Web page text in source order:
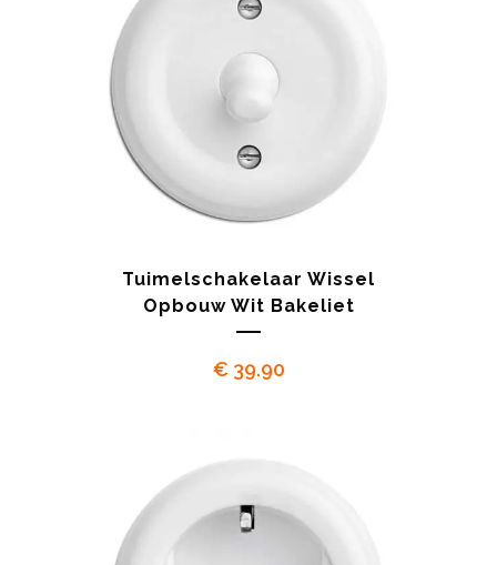
Tuimelschakelaar Wissel
Opbouw Wit Bakeliet
€ 39.90